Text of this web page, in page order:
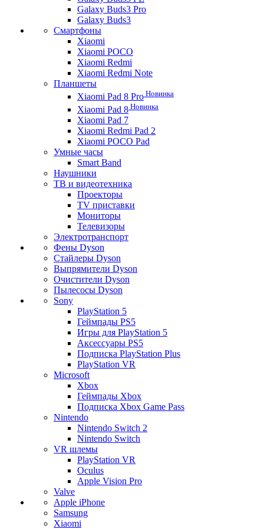
Galaxy Buds3 Pro
Galaxy Buds3
Смартфоны
Xiaomi
Xiaomi POCO
Xiaomi Redmi
Xiaomi Redmi Note
Планшеты
Xiaomi Pad 8 Pro Новинка
Xiaomi Pad 8 Новинка
Xiaomi Pad 7
Xiaomi Redmi Pad 2
Xiaomi POCO Pad
Умные часы
Smart Band
Наушники
ТВ и видеотехника
Проекторы
TV приставки
Мониторы
Телевизоры
Электротранспорт
Фены Dyson
Стайлеры Dyson
Выпрямители Dyson
Очистители Dyson
Пылесосы Dyson
Sony
PlayStation 5
Геймпады PS5
Игры для PlayStation 5
Аксессуары PS5
Подписка PlayStation Plus
PlayStation VR
Microsoft
Xbox
Геймпады Xbox
Подписка Xbox Game Pass
Nintendo
Nintendo Switch 2
Nintendo Switch
VR шлемы
PlayStation VR
Oculus
Apple Vision Pro
Valve
Apple iPhone
Samsung
Xiaomi